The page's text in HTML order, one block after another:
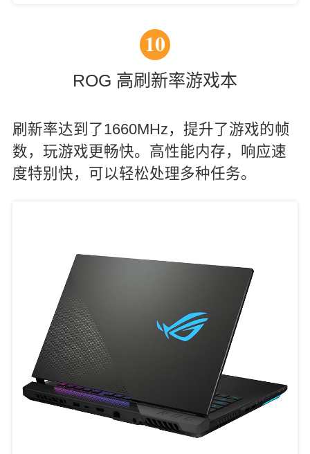
10
ROG 高刷新率游戏本
刷新率达到了1660MHz，提升了游戏的帧
数，玩游戏更畅快。高性能内存，响应速
度特别快，可以轻松处理多种任务。